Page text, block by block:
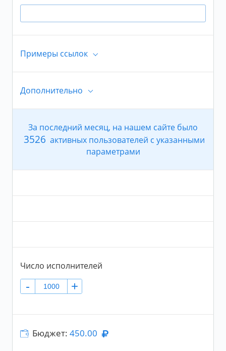
Примеры ссылок
https://www.tiktok.com/@idkenley/video/67247643
63716152582
Дополнительно
Число исполнений в сутки
+
За последний месяц, на нашем сайте было
3526 активных пользователей с указанными
параметрами
Число исполнителей
- +
Бюджет: 450.00